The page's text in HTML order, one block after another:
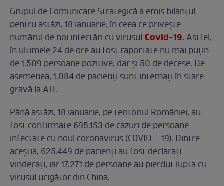
Grupul de Comunicare Strategică a emis bilanțul
pentru astăzi, 18 ianuarie, în ceea ce privește
numărul de noi infectări cu virusul Covid-19.Astfel,
în ultimele 24 de ore au fost raportate nu mai puțin
de 1.509 persoane pozitive, dar și 50 de decese. De
asemenea, 1.084 de pacienți sunt internați în stare
gravă la ATI.
Până astăzi, 18 ianuarie, pe teritoriul României, au
fost confirmate 695.153 de cazuri de persoane
infectate cu noul coronavirus (COVID – 19). Dintre
aceștia, 625.449 de pacienți au fost declarați
vindecați, iar 17.271 de persoane au pierdut lupta cu
virusul ucigător din China.